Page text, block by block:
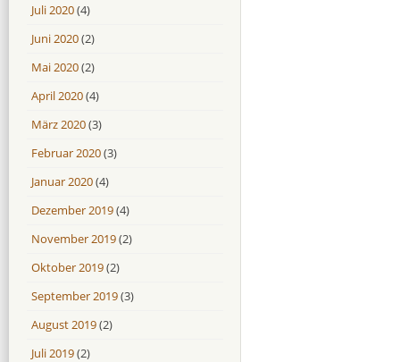
Juli 2020(4)
Juni 2020(2)
Mai 2020(2)
April 2020(4)
März 2020(3)
Februar 2020(3)
Januar 2020(4)
Dezember 2019(4)
November 2019(2)
Oktober 2019(2)
September 2019(3)
August 2019(2)
Juli 2019(2)